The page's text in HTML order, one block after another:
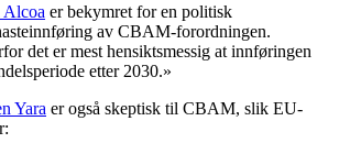
Alcoa er bekymret for en politisk
av CBAM-forordningen.
det er mest hensiktsmessig at innføringen
etter 2030.»
Yara er også skeptisk til CBAM, slik EU-